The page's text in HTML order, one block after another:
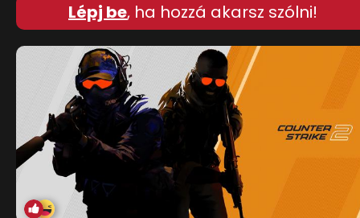
Lépj be, ha hozzá akarsz szólni!